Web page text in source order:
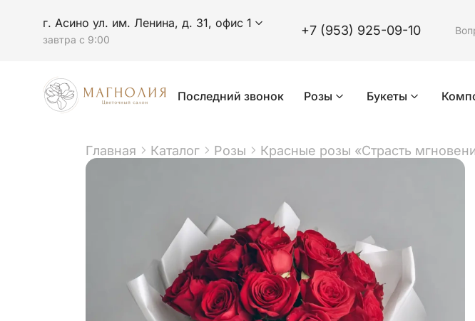
г. Асино ул. им. Ленина, д. 31, офис 1
завтра с 9:00
+7 (953) 925-09-10
Последний звонок Розы Букеты
Главная Каталог Розы Красные розы «Страсть